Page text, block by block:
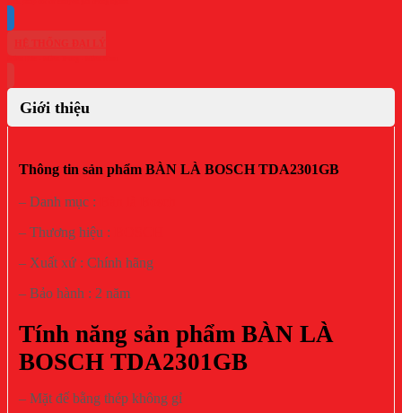
Giới thiệu
Thông tin sản phẩm BÀN LÀ BOSCH TDA2301GB
– Danh mục :
– Thương hiệu :
– Xuất xứ : Chính hãng
– Bảo hành : 2 năm
Tính năng sản phẩm BÀN LÀ
BOSCH TDA2301GB
– Mặt đế bằng thép không gỉ